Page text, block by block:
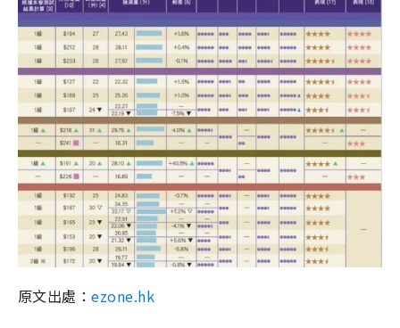
原文出處：ezone.hk